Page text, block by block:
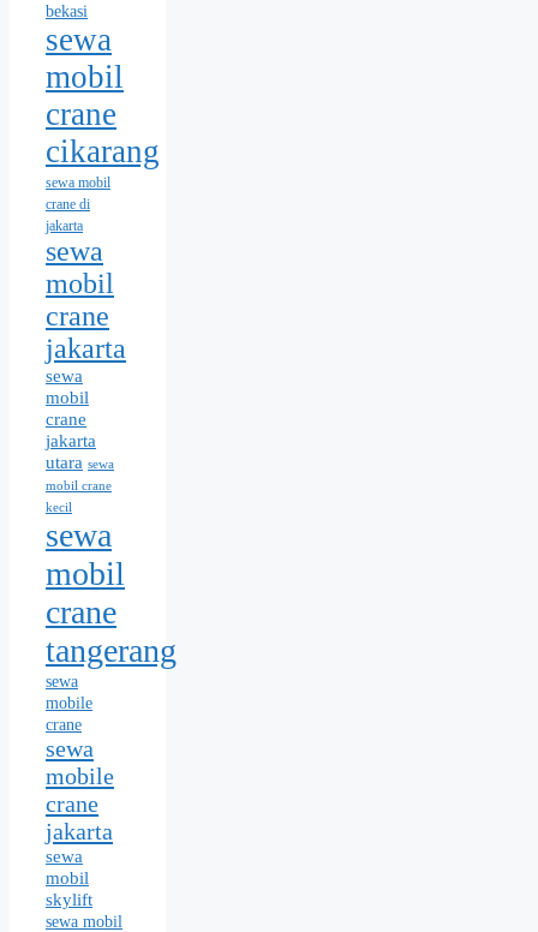
bekasi
sewa
mobil
crane
cikarang
sewa mobil
crane di
jakarta
sewa
mobil
crane
jakarta
sewa
mobil
crane
jakarta
utara sewa
mobil crane
kecil
sewa
mobil
crane
tangerang
sewa
mobile
crane
sewa
mobile
crane
jakarta
sewa
mobil
skylift
sewa mobil